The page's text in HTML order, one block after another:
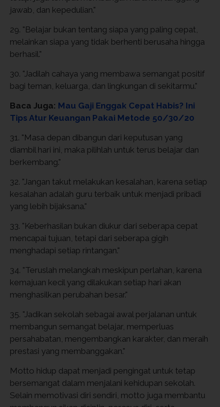
jawab, dan kepedulian."
29. "Belajar bukan tentang siapa yang paling cepat,
melainkan siapa yang tidak berhenti berusaha hingga
berhasil."
30. "Jadilah cahaya yang membawa semangat positif
bagi teman, keluarga, dan lingkungan di sekitarmu."
Baca Juga: Mau Gaji Enggak Cepat Habis? Ini
Tips Atur Keuangan Pakai Metode 50/30/20
31. "Masa depan dibangun dari keputusan yang
diambil hari ini, maka pilihlah untuk terus belajar dan
berkembang."
32. "Jangan takut melakukan kesalahan, karena setiap
kesalahan adalah guru terbaik untuk menjadi pribadi
yang lebih bijaksana."
33. "Keberhasilan bukan diukur dari seberapa cepat
mencapai tujuan, tetapi dari seberapa gigih
menghadapi setiap rintangan."
34. "Teruslah melangkah meskipun perlahan, karena
kemajuan kecil yang dilakukan setiap hari akan
menghasilkan perubahan besar."
35. "Jadikan sekolah sebagai awal perjalanan untuk
membangun semangat belajar, memperluas
persahabatan, mengembangkan karakter, dan meraih
prestasi yang membanggakan."
Motto hidup dapat menjadi pengingat untuk tetap
bersemangat dalam menjalani kehidupan sekolah.
Selain memotivasi diri sendiri, motto juga membantu